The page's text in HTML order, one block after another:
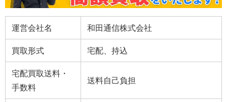
運営会社名 和田通信株式会社
買取形式 宅配、持込
宅配買取送料・
手数料
送料自己負担